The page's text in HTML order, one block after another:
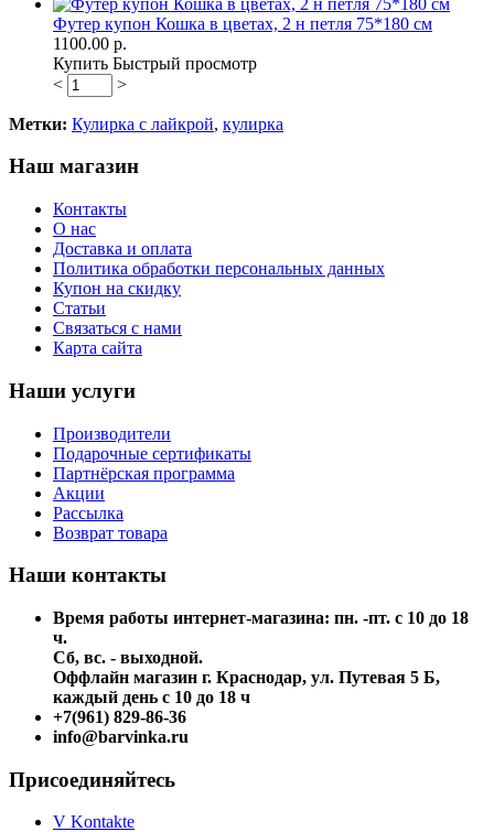
Футер купон Кошка в цветах, 2 н петля 75*180 см
1100.00 р.
Купить Быстрый просмотр
<
>
Метки: Кулирка с лайкрой, кулирка
Наш магазин
Контакты
О нас
Доставка и оплата
Политика обработки персональных данных
Купон на скидку
Статьи
Связаться с нами
Карта сайта
Наши услуги
Производители
Подарочные сертификаты
Партнёрская программа
Акции
Рассылка
Возврат товара
Наши контакты
Время работы интернет-магазина: пн. -пт. с 10 до 18
ч.
Сб, вс. - выходной.
Оффлайн магазин г. Краснодар, ул. Путевая 5 Б,
каждый день с 10 до 18 ч
+7(961) 829-86-36
info@barvinka.ru
Присоединяйтесь
V Kontakte